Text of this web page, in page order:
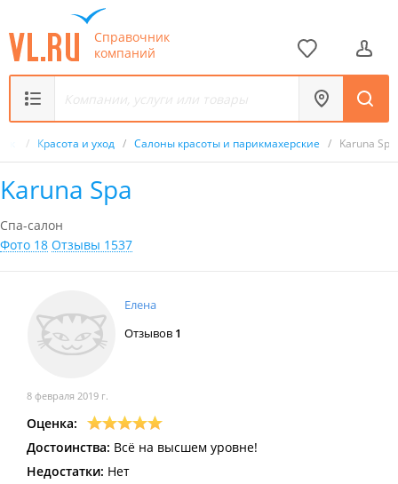
Справочник
компаний
/ Красота и уход / Салоны красоты и парикмахерские / Karuna Spa
Karuna Spa
Спа-салон
Фото 18 Отзывы 1537
Елена
Отзывов 1
8 февраля 2019 г.
Оценка:
Достоинства: Всё на высшем уровне!
Недостатки: Нет